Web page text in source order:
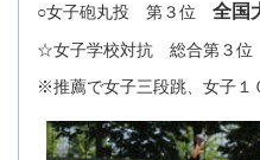
○女子砲丸投 第３位 全国
☆女子学校対抗 総合第３位
※推薦で女子三段跳、女子